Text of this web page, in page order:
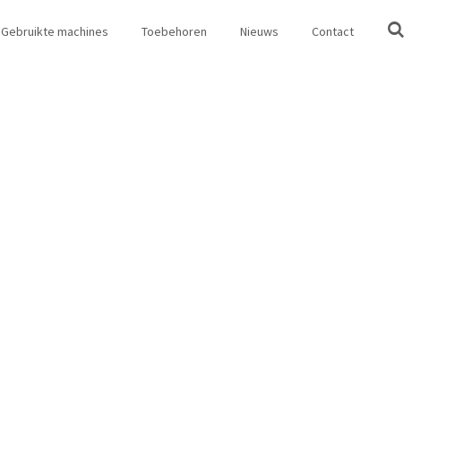
Gebruikte machines Toebehoren Nieuws Contact